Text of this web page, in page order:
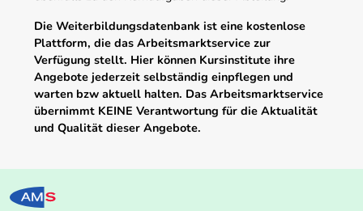
Die Weiterbildungsdatenbank ist eine kostenlose
Plattform, die das Arbeitsmarktservice zur
Verfügung stellt. Hier können Kursinstitute ihre
Angebote jederzeit selbständig einpflegen und
warten bzw aktuell halten. Das Arbeitsmarktservice
übernimmt KEINE Verantwortung für die Aktualität
und Qualität dieser Angebote.